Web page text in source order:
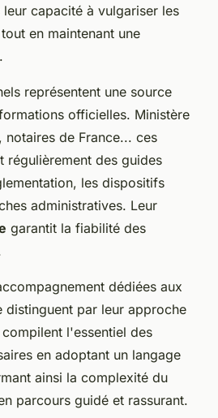
capacité à vulgariser les
en maintenant une
représentent une source
officielles. Ministère
notaires de France... ces
régulièrement des guides
les dispositifs
administratives. Leur
garantit la fiabilité des
dédiées aux
distinguent par leur approche
l'essentiel des
en adoptant un langage
ainsi la complexité du
parcours guidé et rassurant.